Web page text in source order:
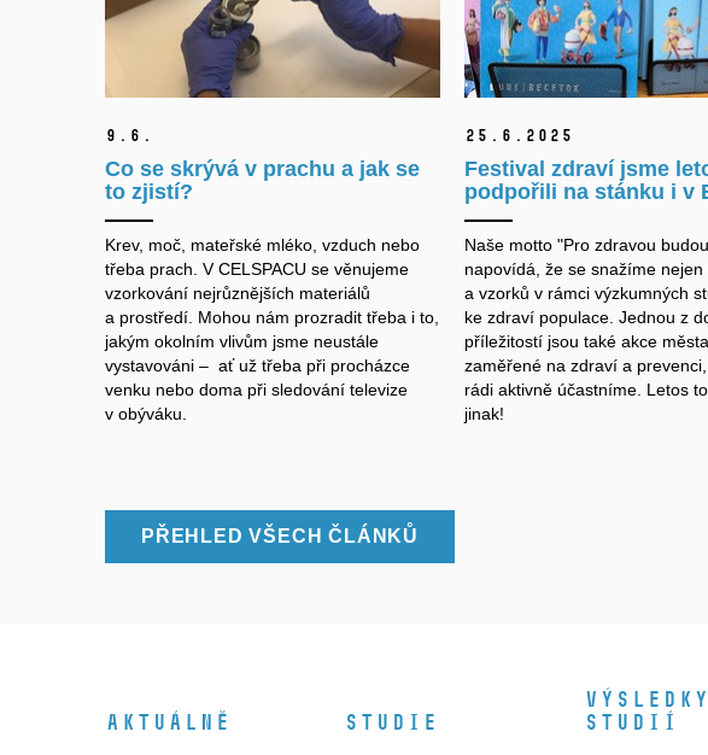
9. 6.
Co se skrývá v prachu a jak se
to zjistí?
Krev, moč, mateřské mléko, vzduch nebo
třeba prach. V CELSPACU se věnujeme
vzorkování nejrůznějších materiálů
a prostředí. Mohou nám prozradit třeba i to,
jakým okolním vlivům jsme neustále
vystavováni – ať už třeba při procházce
venku nebo doma při sledování televize
v obýváku.
25. 6. 2025
Festival zdraví jsme
podpořili na stánku i v
Naše motto "Pro zdravou
napovídá, že se snažíme nejen
a vzorků v rámci výzkumných
ke zdraví populace. Jednou z
příležitostí jsou také akce
zaměřené na zdraví a
rádi aktivně účastníme. Letos
jinak!
PŘEHLED VŠECH ČLÁNKŮ
Aktuálně Studie
Výsledky
studií